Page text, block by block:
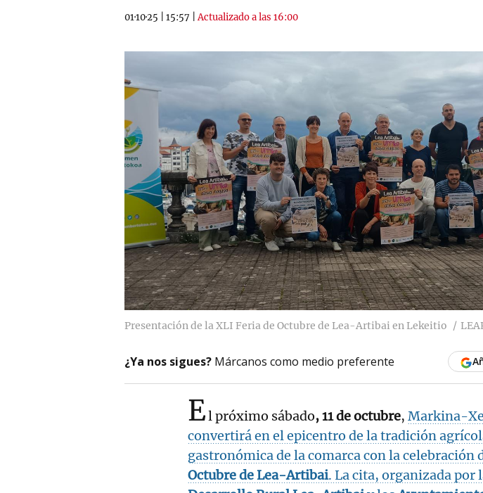
01·10·25 15:57 |Actualizado a las 16:00
Presentación de la XLI Feria de Octubre de Lea-Artibai en Lekeitio
¿Ya nos sigues? Márcanos como medio preferente
El próximo sábado, 11 de octubre, Markina-
convertirá en el epicentro de la tradición
gastronómica de la comarca con la celebración
Octubre de Lea-Artibai. La cita, organizada por